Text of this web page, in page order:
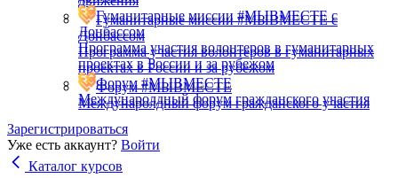
Гуманитарные миссии #МЫВМЕСТЕ с
Донбассом
Программа участия волонтеров в гуманитарных
проектах в России и за рубежом
Форум #МЫВМЕСТЕ
Междунаролдный форум гражданского участия
Гуманитарные миссии #МЫВМЕСТЕ с
Донбассом
Программа участия волонтеров в гуманитарных
проектах в России и за рубежом
Форум #МЫВМЕСТЕ
Междунаролдный форум гражданского участия
Зарегистрироваться
Уже есть аккаунт? Войти
Каталог курсов